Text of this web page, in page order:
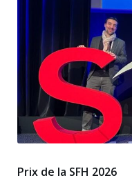
Prix de la SFH 2026